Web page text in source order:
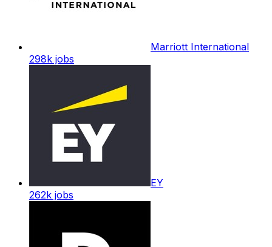
Marriott International
298k jobs
EY
262k jobs